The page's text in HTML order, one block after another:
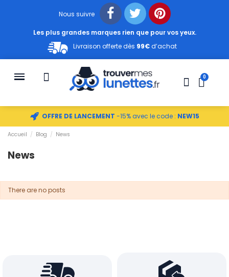
Nous suivre
Les plus grandes marques rien que pour vos yeux.
Livraison offerte dès 99€d’achat
OFFRE DE LANCEMENT -15% avec le code : NEW15
Accueil Blog News
News
There are no posts